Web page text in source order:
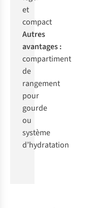
et
compact
Autres
avantages:
compartiment
de
rangement
pour
gourde
ou
système
d’hydratation